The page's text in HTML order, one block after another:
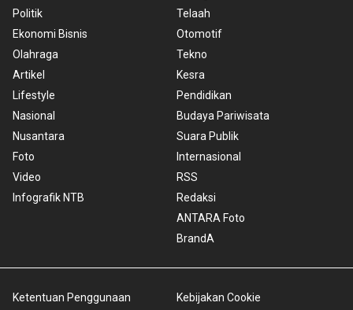
Politik
Ekonomi Bisnis
Olahraga
Artikel
Lifestyle
Nasional
Nusantara
Foto
Video
Infografik NTB
Telaah
Otomotif
Tekno
Kesra
Pendidikan
Budaya Pariwisata
Suara Publik
Internasional
RSS
Redaksi
ANTARA Foto
BrandA
Ketentuan Penggunaan Kebijakan Cookie